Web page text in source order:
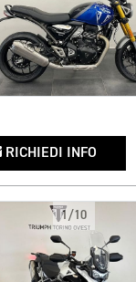
RICHIEDI INFO
1/10